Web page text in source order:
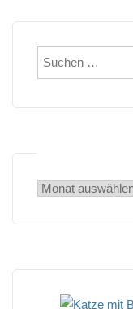
Suchen
nach:
Archiv